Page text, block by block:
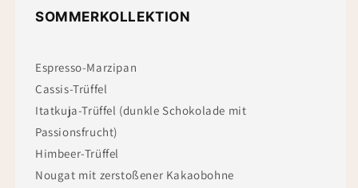
SOMMERKOLLEKTION
Espresso-Marzipan
Cassis-Trüffel
Itatkuja-Trüffel (dunkle Schokolade mit
Passionsfrucht)
Himbeer-Trüffel
Nougat mit zerstoßener Kakaobohne